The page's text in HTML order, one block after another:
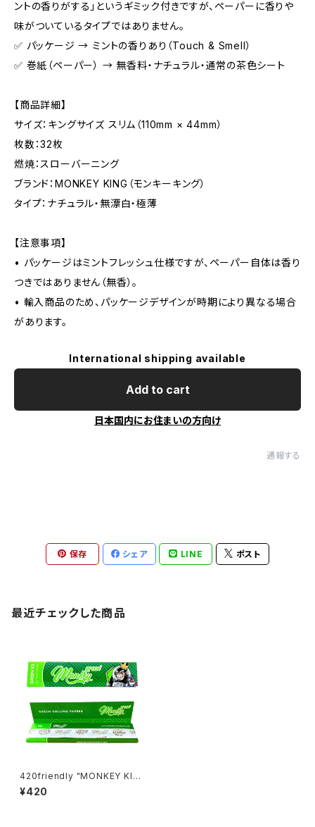
ントの香りがする」というギミック付きですが、ペーパーに香りや
味がついているタイプではありません。
✅ パッケージ → ミントの香りあり（Touch & Smell）
✅ 巻紙（ペーパー） → 無香料・ナチュラル・通常の茶色シート
【商品詳細】
サイズ：キングサイズ スリム（110mm × 44mm）
枚数：32枚
燃焼：スローバーニング
ブランド：MONKEY KING（モンキーキング）
タイプ：ナチュラル・無漂白・極薄
【注意事項】
• パッケージはミントフレッシュ仕様ですが、ペーパー自体は香り
つきではありません（無香）。
• 輸入商品のため、パッケージデザインが時期により異なる場合
があります。
International shipping available
Add to cart
日本国内にお住まいの方向け
通報する
保存 シェア LINE ポスト
最近チェックした商品
420friendly "MONKEY KIN
G" GREEN ローリングペーパー
110 mm (キングサイズスリム)
¥420